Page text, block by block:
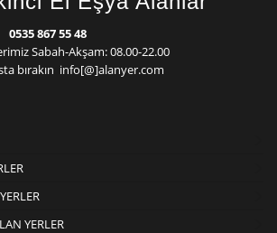
0535 867 55 48
Sabah-Akşam: 08.00-22.00
bırakın info[@]alanyer.com
YERLER